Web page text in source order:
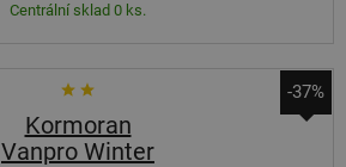
Centrální sklad 0 ks.
-37%
Kormoran
Vanpro Winter